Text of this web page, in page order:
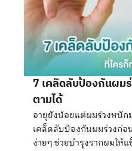
7 เคล็ดลับป้องกันผม
ตามได้
อายุยังน้อยแต่ผมร่วงหนัก
เคล็ดลับป้องกันผมร่วงก่อ
ง่ายๆ ช่วยบำรุงรากผมให้